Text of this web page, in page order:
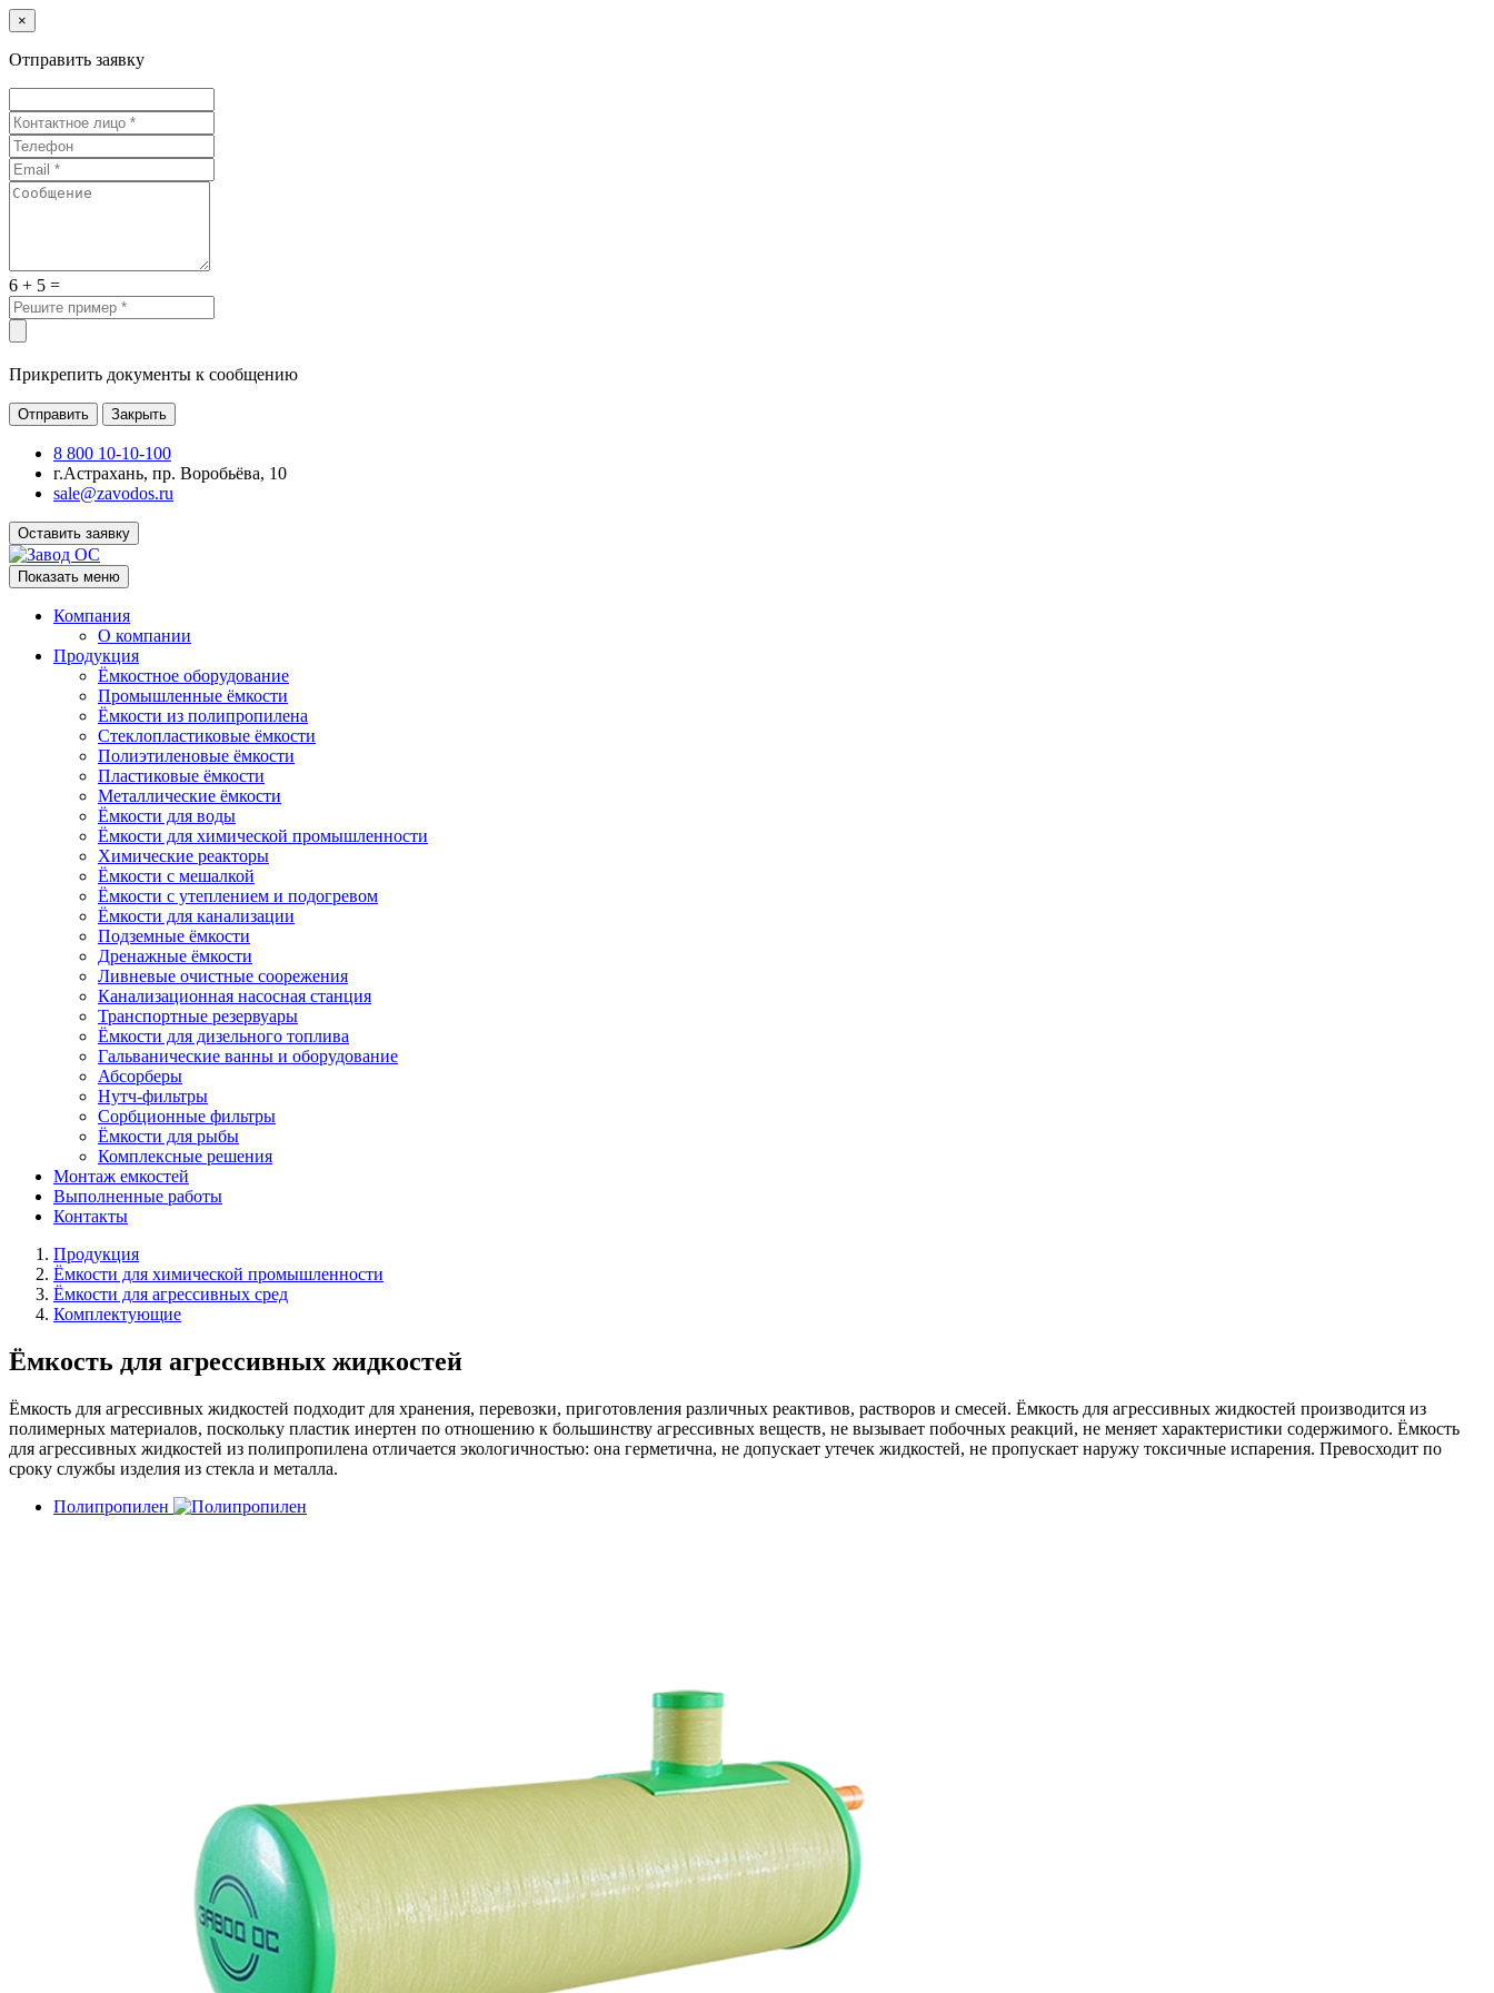
×
Отправить заявку
6 + 5 =
Прикрепить документы к сообщению
Отправить Закрыть
8 800 10-10-100
г.Астрахань, пр. Воробьёва, 10
sale@zavodos.ru
Оставить заявку
Показать меню
Компания
О компании
Продукция
Ёмкостное оборудование
Промышленные ёмкости
Ёмкости из полипропилена
Стеклопластиковые ёмкости
Полиэтиленовые ёмкости
Пластиковые ёмкости
Металлические ёмкости
Ёмкости для воды
Ёмкости для химической промышленности
Химические реакторы
Ёмкости с мешалкой
Ёмкости с утеплением и подогревом
Ёмкости для канализации
Подземные ёмкости
Дренажные ёмкости
Ливневые очистные соорежения
Канализационная насосная станция
Транспортные резервуары
Ёмкости для дизельного топлива
Гальванические ванны и оборудование
Абсорберы
Нутч-фильтры
Сорбционные фильтры
Ёмкости для рыбы
Комплексные решения
Монтаж емкостей
Выполненные работы
Контакты
Продукция
Ёмкости для химической промышленности
Ёмкости для агрессивных сред
Комплектующие
Ёмкость для агрессивных жидкостей
Ёмкость для агрессивных жидкостей подходит для хранения, перевозки, приготовления различных реактивов, растворов и смесей. Ёмкость для агрессивных жидкостей производится из
полимерных материалов, поскольку пластик инертен по отношению к большинству агрессивных веществ, не вызывает побочных реакций, не меняет характеристики содержимого. Ёмкость
для агрессивных жидкостей из полипропилена отличается экологичностью: она герметична, не допускает утечек жидкостей, не пропускает наружу токсичные испарения. Превосходит по
сроку службы изделия из стекла и металла.
Полипропилен